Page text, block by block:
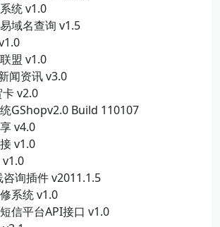
统 v1.0
域名查询 v1.5
盟 v1.0
闻资讯 v3.0
v2.0
GShopv2.0 Build 110107
v4.0
v1.0
询插件 v2011.1.5
系统 v1.0
信平台API接口 v1.0